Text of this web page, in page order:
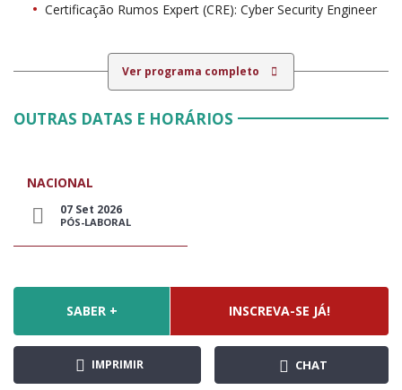
Certificação Rumos Expert (CRE): Cyber Security Engineer
Ver programa completo
OUTRAS DATAS E HORÁRIOS
NACIONAL
07 Set 2026
PÓS-LABORAL
SABER + INSCREVA-SE JÁ!
IMPRIMIR CHAT